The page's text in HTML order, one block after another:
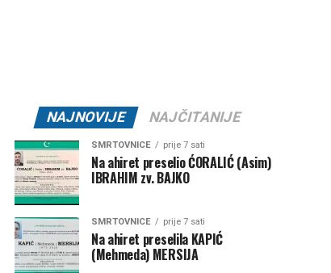
NAJNOVIJE NAJČITANIJE
SMRTOVNICE prije 7 sati
Na ahiret preselio ĆORALIĆ (Asim)
IBRAHIM zv. BAJKO
SMRTOVNICE prije 7 sati
Na ahiret preselila KAPIĆ
(Mehmeda) MERSIJA